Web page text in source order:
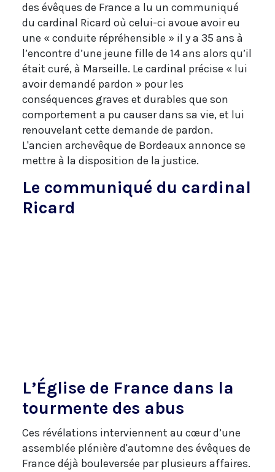
des évêques de France a lu un communiqué
du cardinal Ricard où celui-ci avoue avoir eu
une « conduite répréhensible » il y a 35 ans à
l’encontre d’une jeune fille de 14 ans alors qu’il
était curé, à Marseille. Le cardinal précise « lui
avoir demandé pardon » pour les
conséquences graves et durables que son
comportement a pu causer dans sa vie, et lui
renouvelant cette demande de pardon.
L'ancien archevêque de Bordeaux annonce se
mettre à la disposition de la justice.
Le communiqué du cardinal
Ricard
L’Église de France dans la
tourmente des abus
Ces révélations interviennent au cœur d’une
assemblée plénière d'automne des évêques de
France déjà bouleversée par plusieurs affaires.